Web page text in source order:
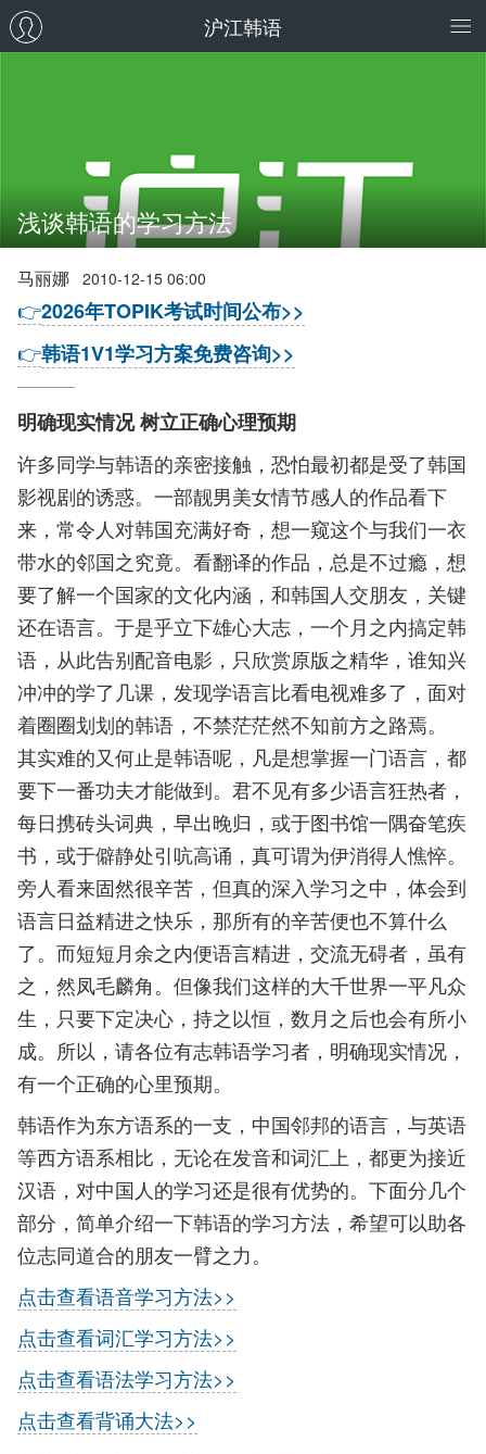
沪江韩语
浅谈韩语的学习方法
马丽娜 2010-12-15 06:00
👉2026年TOPIK考试时间公布>>
👉韩语1V1学习方案免费咨询>>
明确现实情况 树立正确心理预期
许多同学与韩语的亲密接触，恐怕最初都是受了韩国
影视剧的诱惑。一部靓男美女情节感人的作品看下
来，常令人对韩国充满好奇，想一窥这个与我们一衣
带水的邻国之究竟。看翻译的作品，总是不过瘾，想
要了解一个国家的文化内涵，和韩国人交朋友，关键
还在语言。于是乎立下雄心大志，一个月之内搞定韩
语，从此告别配音电影，只欣赏原版之精华，谁知兴
冲冲的学了几课，发现学语言比看电视难多了，面对
着圈圈划划的韩语，不禁茫茫然不知前方之路焉。
其实难的又何止是韩语呢，凡是想掌握一门语言，都
要下一番功夫才能做到。君不见有多少语言狂热者，
每日携砖头词典，早出晚归，或于图书馆一隅奋笔疾
书，或于僻静处引吭高诵，真可谓为伊消得人憔悴。
旁人看来固然很辛苦，但真的深入学习之中，体会到
语言日益精进之快乐，那所有的辛苦便也不算什么
了。而短短月余之内便语言精进，交流无碍者，虽有
之，然凤毛麟角。但像我们这样的大千世界一平凡众
生，只要下定决心，持之以恒，数月之后也会有所小
成。所以，请各位有志韩语学习者，明确现实情况，
有一个正确的心里预期。
韩语作为东方语系的一支，中国邻邦的语言，与英语
等西方语系相比，无论在发音和词汇上，都更为接近
汉语，对中国人的学习还是很有优势的。下面分几个
部分，简单介绍一下韩语的学习方法，希望可以助各
位志同道合的朋友一臂之力。
点击查看语音学习方法>>
点击查看词汇学习方法>>
点击查看语法学习方法>>
点击查看背诵大法>>